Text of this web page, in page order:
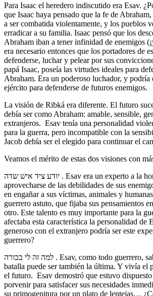
Para Isaac el heredero indiscutido era Esav.
que Isaac haya pensado que la fe de
a ser combatida violentamente, y los pueblos
erradicar a su familia. Isaac pensó que los
Abraham iban a tener infinidad de enemigos
era necesario entonces que los portadores de
defenderse, luchar y pelear por sus
papá Isaac, poseía las virtudes ideales para
Abraham. Era un poderoso luchador, y
ejército para defenderse de futuros enemigos.
La visión de Ribká era diferente. El futuro
debía ser como Abraham: amable, sensible,
extranjeros. Esav tenía una personalidad
para la guerra, pero incompatible con la
Jacob debía ser el elegido para continuar el
Veamos el mérito de estas dos visiones con
יודע ציד איש שדה . Esav era un experto a la hora de identificar y
aprovecharse de las debilidades de sus
en engañar a sus víctimas, animales y
guerrero astuto, que fijaba sus pensamientos
otro. Este talento es muy importante para la
afectaba esta característica la personalidad de
generoso con el extranjero podría ser este
guerrero?
למה זה לי בכורה . Esav, como todo guerrero, sabe que la próxima
batalla puede ser también la última. Y vivía el
el futuro. Esav demostró que estuvo
porvenir para satisfacer sus necesidades
su primogenitura por un plato de lentejas…